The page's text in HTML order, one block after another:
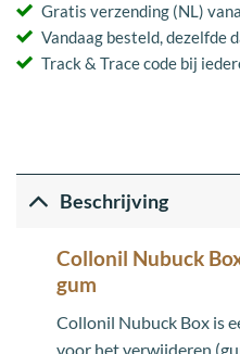
Gratis verzending (NL)
Vandaag besteld, dezelfde
Track & Trace code bij
Beschrijving
Collonil Nubuck
gum
Collonil Nubuck Box is
voor het verwijderen